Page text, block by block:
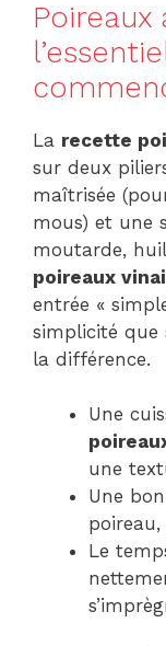
Poireaux
La recette
sur deux
maîtrisée
mous) et une
moutarde,
poireaux
entrée «
simplicité que
la différence.
Une
une
Une
Le